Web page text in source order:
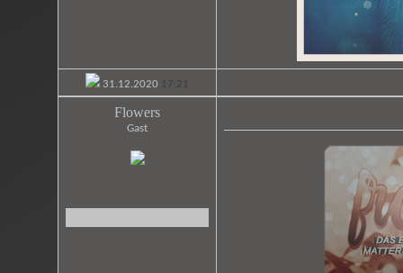
31.12.2020 17:21
Flowers
Gast